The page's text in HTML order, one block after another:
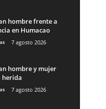
hombre frente a
en Humacao
7 agosto 2026
hombre y mujer
herida
7 agosto 2026